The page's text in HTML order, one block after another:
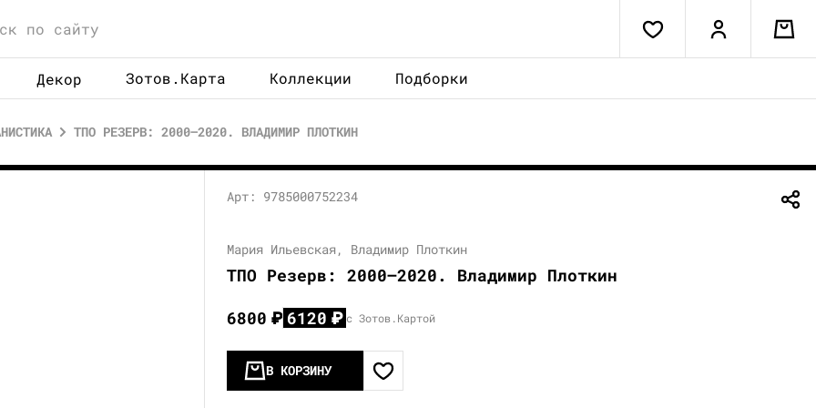
Декор Зотов.Карта Коллекции Подборки
ТПО РЕЗЕРВ: 2000–2020. ВЛАДИМИР ПЛОТКИН
Арт: 9785000752234
Мария Ильевская, Владимир Плоткин
ТПО Резерв: 2000–2020. Владимир Плоткин
6800₽ 6120₽ с Зотов.Картой
В КОРЗИНУ